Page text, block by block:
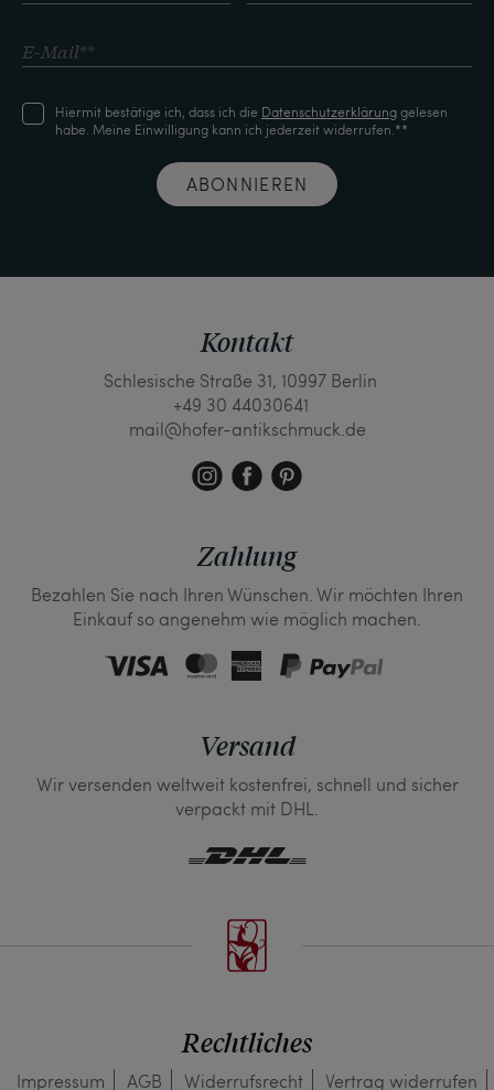
Hiermit bestätige ich, dass ich die Daten­schutz­erklärunggelesen
habe. Meine Einwilligung kann ich jederzeit widerrufen.**
ABONNIEREN
Kontakt
Schlesische Straße 31, 10997 Berlin
+49 30 44030641
mail@hofer-antikschmuck.de
Zahlung
Bezahlen Sie nach Ihren Wünschen. Wir möchten Ihren
Einkauf so angenehm wie möglich machen.
Versand
Wir versenden weltweit kostenfrei, schnell und sicher
verpackt mit DHL.
Rechtliches
Impressum AGB Widerrufs­recht Vertrag widerrufen